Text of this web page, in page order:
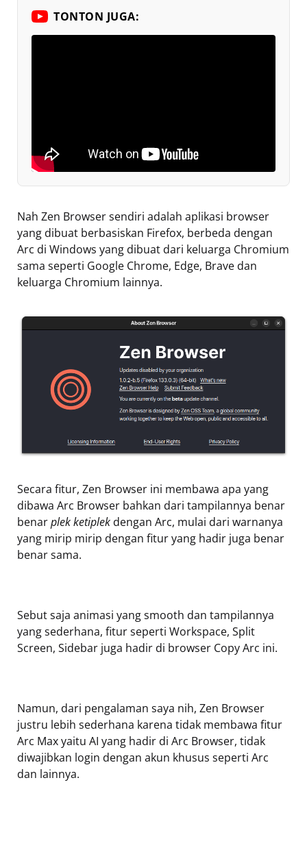
TONTON JUGA:
Nah Zen Browser sendiri adalah aplikasi browser
yang dibuat berbasiskan Firefox, berbeda dengan
Arc di Windows yang dibuat dari keluarga Chromium
sama seperti Google Chrome, Edge, Brave dan
keluarga Chromium lainnya.
Secara fitur, Zen Browser ini membawa apa yang
dibawa Arc Browser bahkan dari tampilannya benar
benarplek ketiplek dengan Arc, mulai dari warnanya
yang mirip mirip dengan fitur yang hadir juga benar
benar sama.
Sebut saja animasi yang smooth dan tampilannya
yang sederhana, fitur seperti Workspace, Split
Screen, Sidebar juga hadir di browser Copy Arc ini.
Namun, dari pengalaman saya nih, Zen Browser
justru lebih sederhana karena tidak membawa fitur
Arc Max yaitu AI yang hadir di Arc Browser, tidak
diwajibkan login dengan akun khusus seperti Arc
dan lainnya.